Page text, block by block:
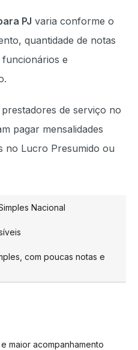
PJ varia conforme o
quantidade de notas
e
de serviço no
pagar mensalidades
no Lucro Presumido ou
Nacional
com poucas notas e
maior acompanhamento